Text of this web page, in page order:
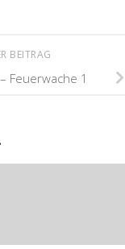
BEITRAG
Feuerwache 1